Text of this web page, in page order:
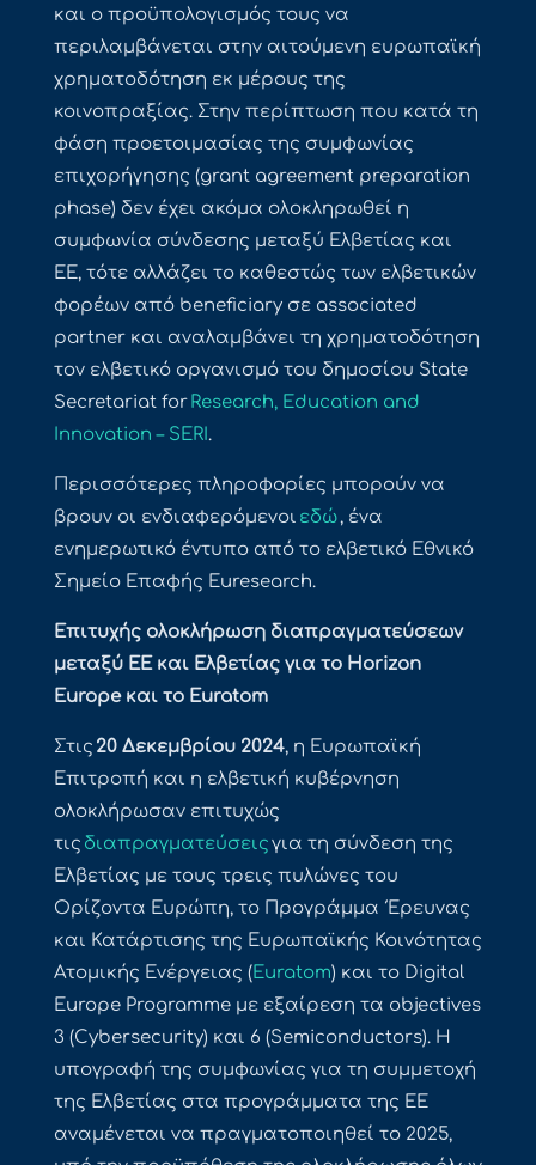
και ο προϋπολογισμός τους να
περιλαμβάνεται στην αιτούμενη ευρωπαϊκή
χρηματοδότηση εκ μέρους της
κοινοπραξίας. Στην περίπτωση που κατά τη
φάση προετοιμασίας της συμφωνίας
επιχορήγησης (grant agreement preparation
phase) δεν έχει ακόμα ολοκληρωθεί η
συμφωνία σύνδεσης μεταξύ Ελβετίας και
ΕΕ, τότε αλλάζει το καθεστώς των ελβετικών
φορέων από beneficiary σε associated
partner και αναλαμβάνει τη χρηματοδότηση
τον ελβετικό οργανισμό του δημοσίου State
Secretariat forResearch, Education and
Innovation – SERI.
Περισσότερες πληροφορίες μπορούν να
βρουν οι ενδιαφερόμενοι εδώ, ένα
ενημερωτικό έντυπο από το ελβετικό Εθνικό
Σημείο Επαφής Euresearch.
Επιτυχής ολοκλήρωση διαπραγματεύσεων
μεταξύ ΕΕ και Ελβετίας για το Horizon
Europe και το Euratom
Στις 20 Δεκεμβρίου 2024, η Ευρωπαϊκή
Επιτροπή και η ελβετική κυβέρνηση
ολοκλήρωσαν επιτυχώς
τις διαπραγματεύσειςγια τη σύνδεση της
Ελβετίας με τους τρεις πυλώνες του
Ορίζοντα Ευρώπη, το Προγράμμα Έρευνας
και Κατάρτισης της Ευρωπαϊκής Κοινότητας
Ατομικής Ενέργειας (Euratom) και το Digital
Europe Programme με εξαίρεση τα οbjectives
3 (Cybersecurity) και 6 (Semiconductors). Η
υπογραφή της συμφωνίας για τη συμμετοχή
της Ελβετίας στα προγράμματα της ΕΕ
αναμένεται να πραγματοποιηθεί το 2025,